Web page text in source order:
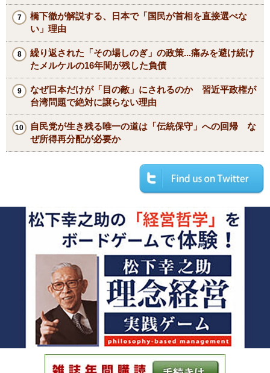
橋下徹が解説する、日本で「国民が首相を直接選べな
い」理由
繰り返された「その場しのぎ」の政策...痛みを避け続け
たメルケルの16年間が残した負債
なぜ日本だけが「目の敵」にされるのか 習近平政権が
台湾問題で絶対に譲らない理由
自民党が生き残る唯一の道は「伝統保守」への回帰 な
ぜ所得再分配が必要か